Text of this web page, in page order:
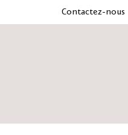
Contactez-nous